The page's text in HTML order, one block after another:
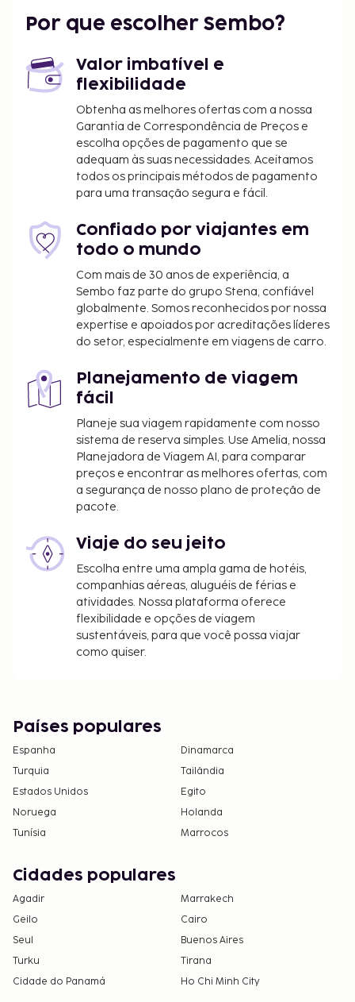
Por que escolher Sembo?
Valor imbatível e
flexibilidade
Obtenha as melhores ofertas com a nossa
Garantia de Correspondência de Preços e
escolha opções de pagamento que se
adequam às suas necessidades. Aceitamos
todos os principais métodos de pagamento
para uma transação segura e fácil.
Confiado por viajantes em
todo o mundo
Com mais de 30 anos de experiência, a
Sembo faz parte do grupo Stena, confiável
globalmente. Somos reconhecidos por nossa
expertise e apoiados por acreditações líderes
do setor, especialmente em viagens de carro.
Planejamento de viagem
fácil
Planeje sua viagem rapidamente com nosso
sistema de reserva simples. Use Amelia, nossa
Planejadora de Viagem AI, para comparar
preços e encontrar as melhores ofertas, com
a segurança de nosso plano de proteção de
pacote.
Viaje do seu jeito
Escolha entre uma ampla gama de hotéis,
companhias aéreas, aluguéis de férias e
atividades. Nossa plataforma oferece
flexibilidade e opções de viagem
sustentáveis, para que você possa viajar
como quiser.
Países populares
Espanha
Dinamarca
Turquia
Tailândia
Estados Unidos
Egito
Noruega
Holanda
Tunísia
Marrocos
Cidades populares
Agadir
Marrakech
Geilo
Cairo
Seul
Buenos Aires
Turku
Tirana
Cidade do Panamá
Ho Chi Minh City